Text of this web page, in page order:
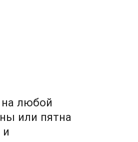
на любой
или пятна